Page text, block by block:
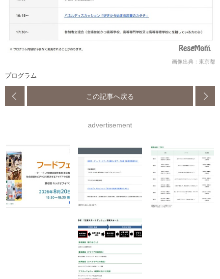
画像出典：東京都
プログラム
この記事へ戻る
advertisement